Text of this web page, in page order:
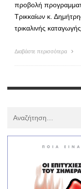
προβολή
Τρικκαίων κ.
τρικαλινής
Διαβάστε περισσότερα
: